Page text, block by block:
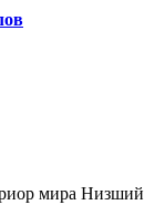
мира Низший